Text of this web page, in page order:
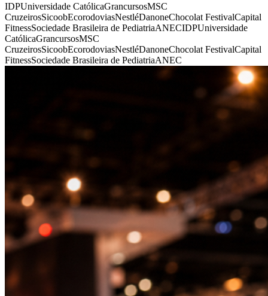
IDPUniversidade CatólicaGrancursosMSC
CruzeirosSicoobEcorodoviasNestléDanoneChocolat FestivalCapital
FitnessSociedade Brasileira de PediatriaANECIDPUniversidade
CatólicaGrancursosMSC
CruzeirosSicoobEcorodoviasNestléDanoneChocolat FestivalCapital
FitnessSociedade Brasileira de PediatriaANEC